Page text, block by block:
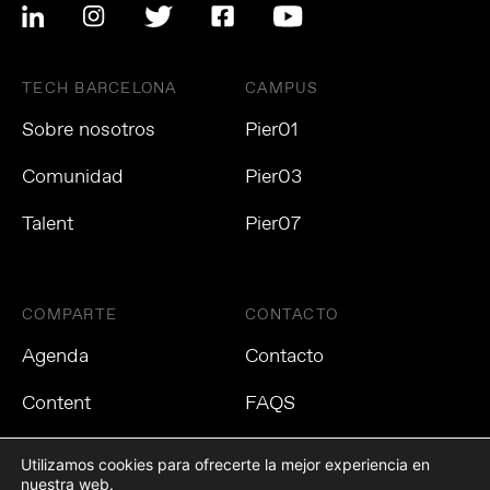
TECH BARCELONA
Sobre nosotros
Comunidad
Talent
CAMPUS
Pier01
Pier03
Pier07
COMPARTE
Agenda
Content
CONTACTO
Contacto
FAQS
Utilizamos cookies para ofrecerte la mejor experiencia en
nuestra web.